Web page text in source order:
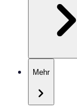
Mehr